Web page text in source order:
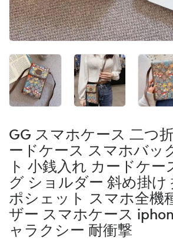
GG スマホケース 二つ
ードケース スマホバッ
ト 小銭入れ カードケー
グ ショルダー 斜め掛け
ポシェット スマホ全機
ザー スマホケース
ャラクシー 耐衝撃